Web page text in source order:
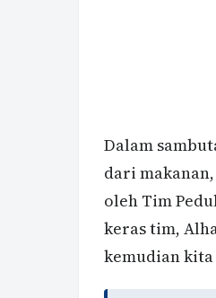
Dalam
dari
oleh Tim
keras tim,
kemudian kita